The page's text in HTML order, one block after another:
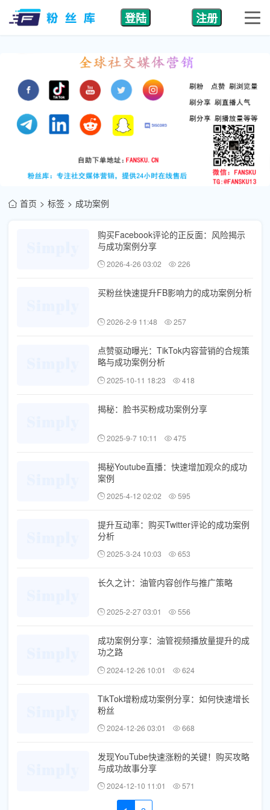
登陆 注册
首页 标签 成功案例
购买Facebook评论的正反面：风险揭示
与成功案例分享
2026-4-26 03:02 226
买粉丝快速提升FB影响力的成功案例分析
2026-2-9 11:48 257
点赞驱动曝光：TikTok内容营销的合规策
略与成功案例分析
2025-10-11 18:23 418
揭秘：脸书买粉成功案例分享
2025-9-7 10:11 475
揭秘Youtube直播：快速增加观众的成功
案例
2025-4-12 02:02 595
提升互动率：购买Twitter评论的成功案例
分析
2025-3-24 10:03 653
长久之计：油管内容创作与推广策略
2025-2-27 03:01 556
成功案例分享：油管视频播放量提升的成
功之路
2024-12-26 10:01 624
TikTok增粉成功案例分享：如何快速增长
粉丝
2024-12-26 03:01 668
发现YouTube快速涨粉的关键！购买攻略
与成功故事分享
2024-12-10 11:01 571